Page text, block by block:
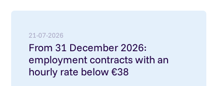
21-07-2026
From 31 December 2026:
employment contracts with an
hourly rate below €38